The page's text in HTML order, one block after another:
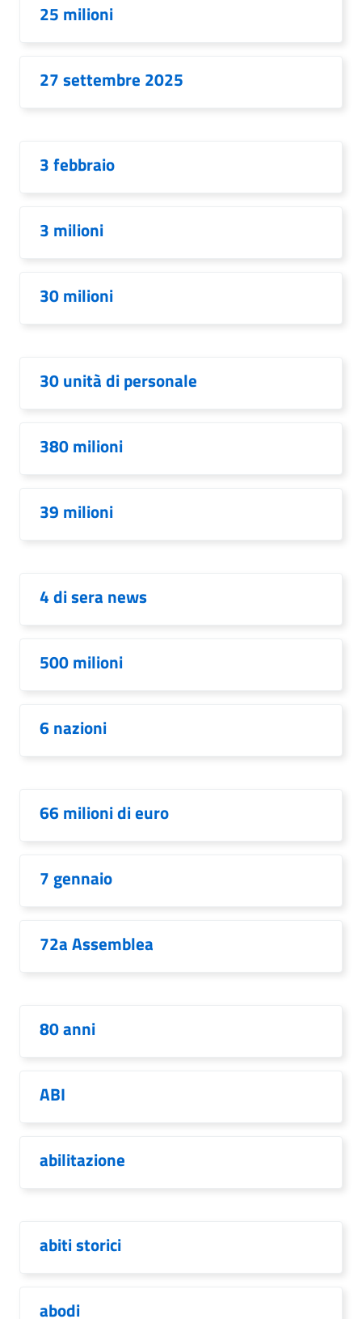
25 milioni
27 settembre 2025
3 febbraio
3 milioni
30 milioni
30 unità di personale
380 milioni
39 milioni
4 di sera news
500 milioni
6 nazioni
66 milioni di euro
7 gennaio
72a Assemblea
80 anni
ABI
abilitazione
abiti storici
abodi